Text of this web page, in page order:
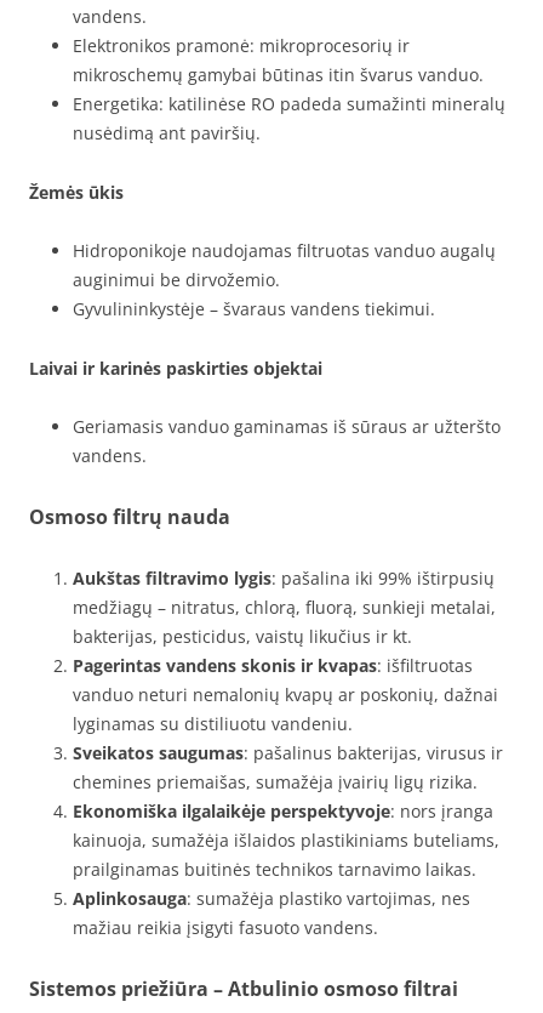
vandens.
Elektronikos pramonė: mikroprocesorių ir
mikroschemų gamybai būtinas itin švarus vanduo.
Energetika: katilinėse RO padeda sumažinti mineralų
nusėdimą ant paviršių.
Žemės ūkis
Hidroponikoje naudojamas filtruotas vanduo augalų
auginimui be dirvožemio.
Gyvulininkystėje – švaraus vandens tiekimui.
Laivai ir karinės paskirties objektai
Geriamasis vanduo gaminamas iš sūraus ar užteršto
vandens.
Osmoso filtrų nauda
Aukštas filtravimo lygis: pašalina iki 99% ištirpusių
medžiagų – nitratus, chlorą, fluorą, sunkieji metalai,
bakterijas, pesticidus, vaistų likučius ir kt.
Pagerintas vandens skonis ir kvapas: išfiltruotas
vanduo neturi nemalonių kvapų ar poskonių, dažnai
lyginamas su distiliuotu vandeniu.
Sveikatos saugumas: pašalinus bakterijas, virusus ir
chemines priemaišas, sumažėja įvairių ligų rizika.
Ekonomiška ilgalaikėje perspektyvoje: nors įranga
kainuoja, sumažėja išlaidos plastikiniams buteliams,
prailginamas buitinės technikos tarnavimo laikas.
Aplinkosauga: sumažėja plastiko vartojimas, nes
mažiau reikia įsigyti fasuoto vandens.
Sistemos priežiūra – Atbulinio osmoso filtrai